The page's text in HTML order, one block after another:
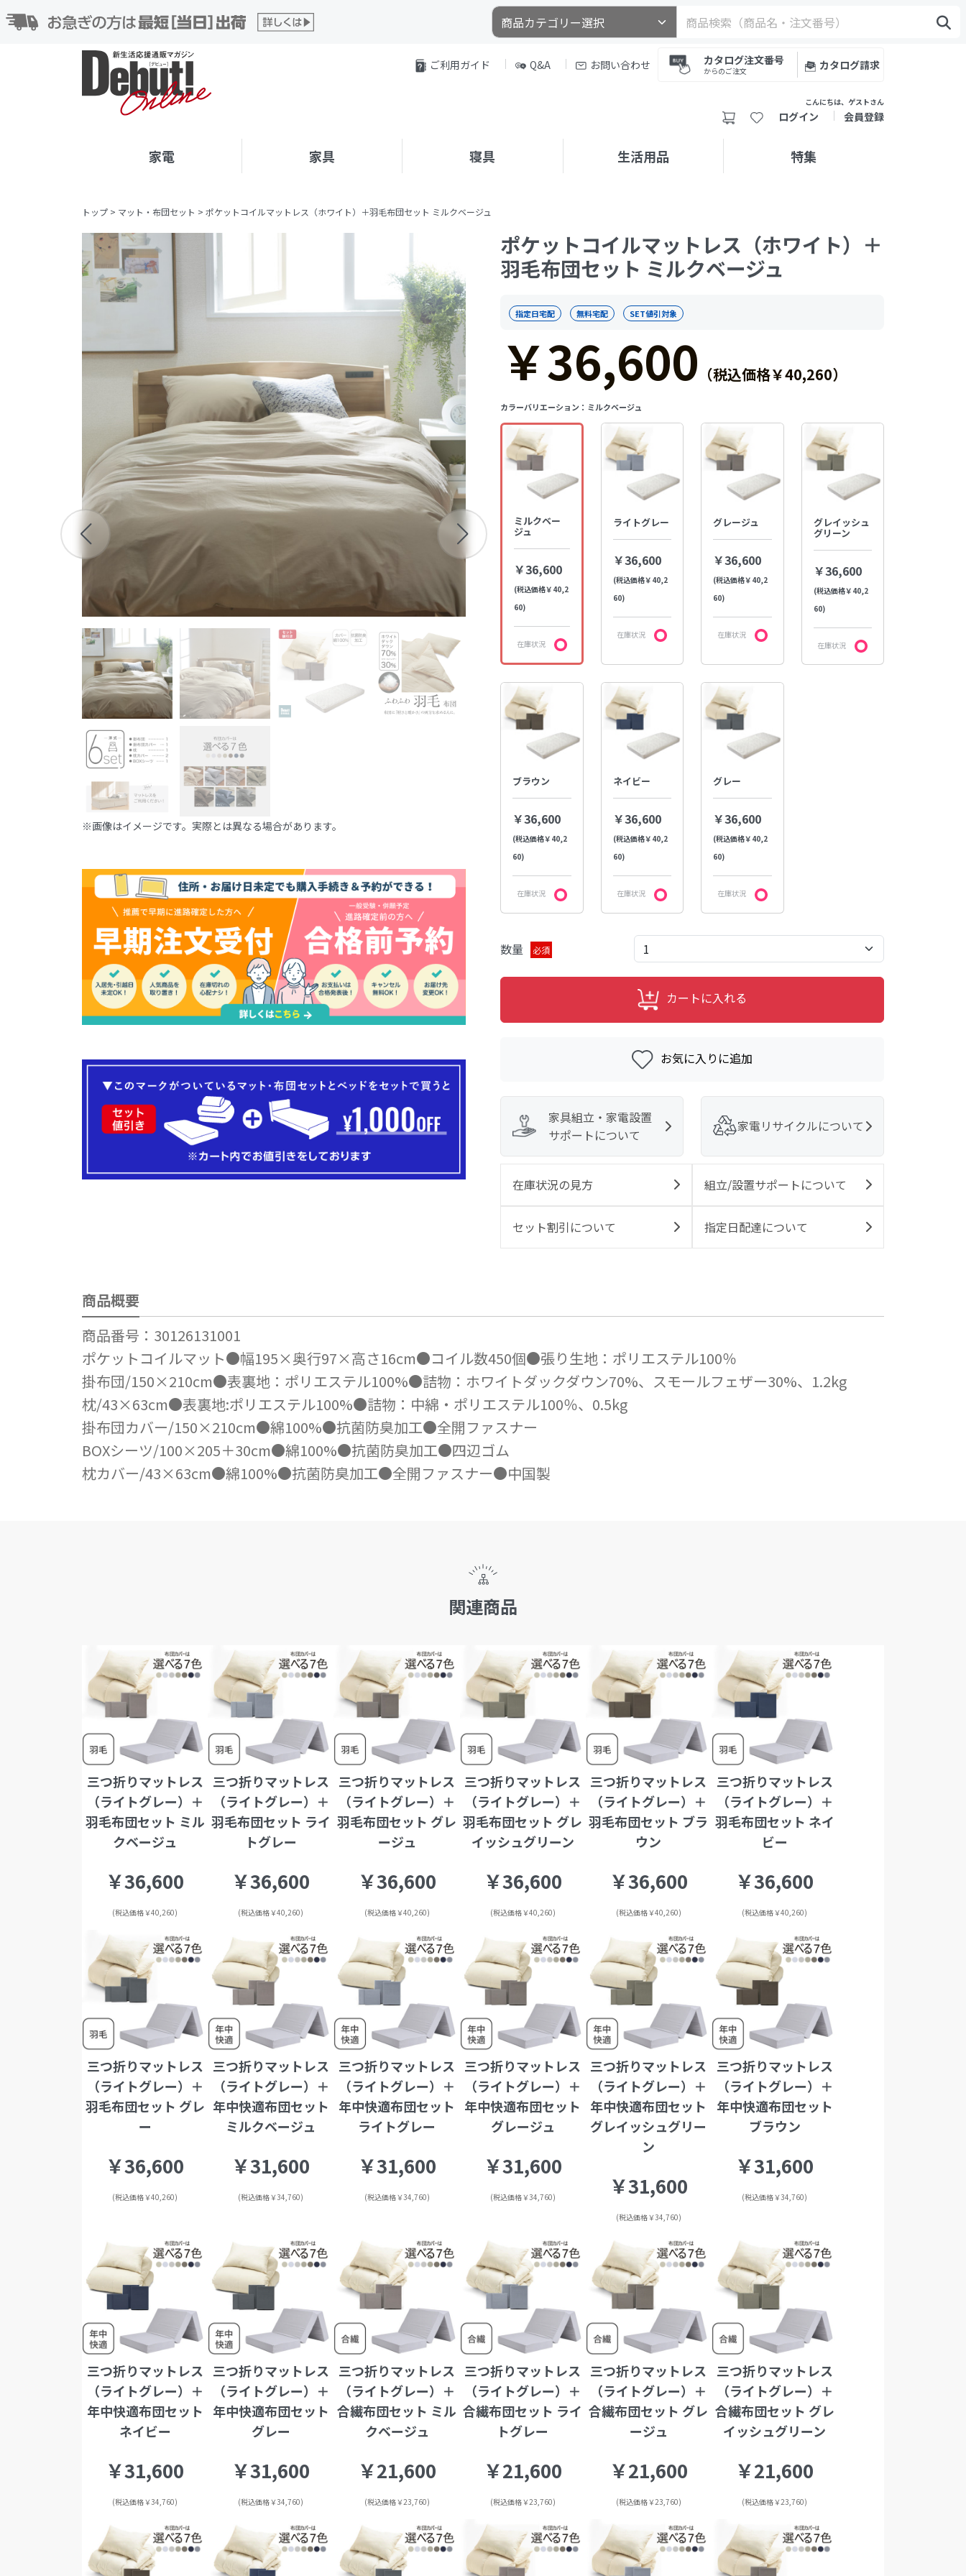
ご利用ガイド Q&A お問い合わせ カタログ注文番号
からのご注文 カタログ請求
こんにちは、ゲストさん
ログイン 会員登録
家電 家具 寝具 生活用品 特集
トップ > マット・布団セット > ポケットコイルマットレス（ホワイト）＋羽毛布団セット ミルクベージュ
※画像はイメージです。実際とは異なる場合があります。
ポケットコイルマットレス（ホワイト）＋
羽毛布団セット ミルクベージュ
指定日宅配 無料宅配 SET値引対象
￥36,600 （税込価格￥40,260）
カラーバリエーション： ミルクベージュ
ミルクベー
ジュ
￥36,600
(税込価格￥40,2
60)
在庫状況
ライトグレー
￥36,600
(税込価格￥40,2
60)
在庫状況
グレージュ
￥36,600
(税込価格￥40,2
60)
在庫状況
グレイッシュ
グリーン
￥36,600
(税込価格￥40,2
60)
在庫状況
ブラウン
￥36,600
(税込価格￥40,2
60)
在庫状況
ネイビー
￥36,600
(税込価格￥40,2
60)
在庫状況
グレー
￥36,600
(税込価格￥40,2
60)
在庫状況
数量 必須
カートに入れる
お気に入りに追加
家具組立・家電設置
サポートについて
家電リサイクルについて
在庫状況の見方 組立/設置サポートについて
セット割引について 指定日配達について
商品概要
商品番号：30126131001
ポケットコイルマット●幅195×奥行97×高さ16cm●コイル数450個●張り生地：ポリエステル100％
掛布団/150×210cm●表裏地：ポリエステル100%●詰物：ホワイトダックダウン70%、スモールフェザー30%、1.2kg
枕/43×63cm●表裏地:ポリエステル100%●詰物：中綿・ポリエステル100％、0.5kg
掛布団カバー/150×210cm●綿100%●抗菌防臭加工●全開ファスナー
BOXシーツ/100×205＋30cm●綿100%●抗菌防臭加工●四辺ゴム
枕カバー/43×63cm●綿100%●抗菌防臭加工●全開ファスナー●中国製
関連商品
三つ折りマットレス
（ライトグレー）＋
羽毛布団セット ミル
クベージュ
￥36,600
(税込価格￥40,260)
三つ折りマットレス
（ライトグレー）＋
羽毛布団セット ライ
トグレー
￥36,600
(税込価格￥40,260)
三つ折りマットレス
（ライトグレー）＋
羽毛布団セット グレ
ージュ
￥36,600
(税込価格￥40,260)
三つ折りマットレス
（ライトグレー）＋
羽毛布団セット グレ
イッシュグリーン
￥36,600
(税込価格￥40,260)
三つ折りマットレス
（ライトグレー）＋
羽毛布団セット ブラ
ウン
￥36,600
(税込価格￥40,260)
三つ折りマットレス
（ライトグレー）＋
羽毛布団セット ネイ
ビー
￥36,600
(税込価格￥40,260)
三つ折りマットレス
（ライトグレー）＋
羽毛布団セット グレ
ー
￥36,600
(税込価格￥40,260)
三つ折りマットレス
（ライトグレー）＋
年中快適布団セット
ミルクベージュ
￥31,600
(税込価格￥34,760)
三つ折りマットレス
（ライトグレー）＋
年中快適布団セット
ライトグレー
￥31,600
(税込価格￥34,760)
三つ折りマットレス
（ライトグレー）＋
年中快適布団セット
グレージュ
￥31,600
(税込価格￥34,760)
三つ折りマットレス
（ライトグレー）＋
年中快適布団セット
グレイッシュグリー
ン
￥31,600
(税込価格￥34,760)
三つ折りマットレス
（ライトグレー）＋
年中快適布団セット
ブラウン
￥31,600
(税込価格￥34,760)
三つ折りマットレス
（ライトグレー）＋
年中快適布団セット
ネイビー
￥31,600
(税込価格￥34,760)
三つ折りマットレス
（ライトグレー）＋
年中快適布団セット
グレー
￥31,600
(税込価格￥34,760)
三つ折りマットレス
（ライトグレー）＋
合繊布団セット ミル
クベージュ
￥21,600
(税込価格￥23,760)
三つ折りマットレス
（ライトグレー）＋
合繊布団セット ライ
トグレー
￥21,600
(税込価格￥23,760)
三つ折りマットレス
（ライトグレー）＋
合繊布団セット グレ
ージュ
￥21,600
(税込価格￥23,760)
三つ折りマットレス
（ライトグレー）＋
合繊布団セット グレ
イッシュグリーン
￥21,600
(税込価格￥23,760)